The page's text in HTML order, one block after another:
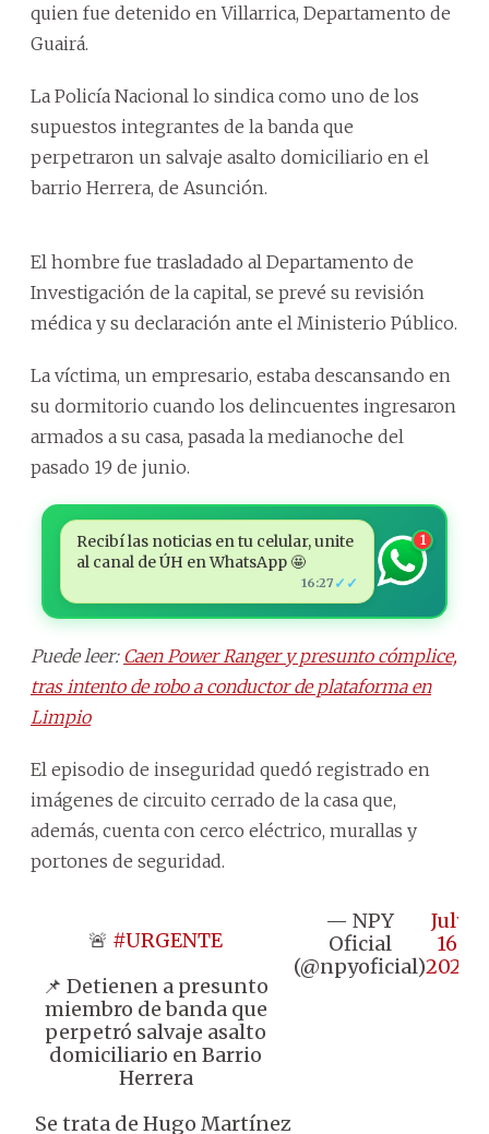
quien fue detenido en Villarrica, Departamento de
Guairá.
La Policía Nacional lo sindica como uno de los
supuestos integrantes de la banda que
perpetraron un salvaje asalto domiciliario en el
barrio Herrera, de Asunción.
El hombre fue trasladado al Departamento de
Investigación de la capital, se prevé su revisión
médica y su declaración ante el Ministerio Público.
La víctima, un empresario, estaba descansando en
su dormitorio cuando los delincuentes ingresaron
armados a su casa, pasada la medianoche del
pasado 19 de junio.
Recibí las noticias en tu celular, unite
al canal de ÚH en WhatsApp 🤩
16:27 ✓✓
1
Puede leer: Caen Power Ranger y presunto cómplice,
tras intento de robo a conductor de plataforma en
Limpio
El episodio de inseguridad quedó registrado en
imágenes de circuito cerrado de la casa que,
además, cuenta con cerco eléctrico, murallas y
portones de seguridad.
🚨 #URGENTE
📌 Detienen a presunto
miembro de banda que
perpetró salvaje asalto
domiciliario en Barrio
Herrera
♦️ Se trata de Hugo Martínez
— NPY
Oficial
(@npyoficial)
July
16,
2025